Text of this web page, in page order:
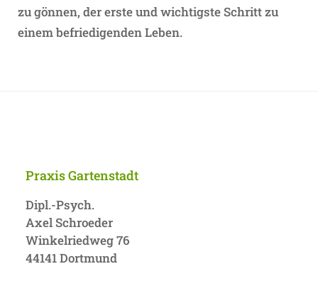
zu gönnen, der erste und wichtigste Schritt zu
einem befriedigenden Leben.
Praxis Gartenstadt
Dipl.-Psych.
Axel Schroeder
Winkelriedweg 76
44141 Dortmund